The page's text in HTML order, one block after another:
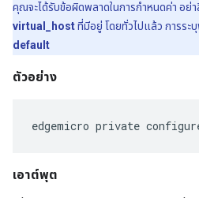
คุณจะได้รับข้อผิดพลาดในการกำหนดค่า อย่
virtual_hostที่มีอยู่ โดยทั่วไปแล้ว การระ
default
ตัวอย่าง
edgemicro private
เอาต์พุต